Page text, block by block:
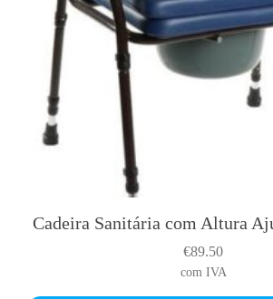
Cadeira Sanitária com Altura
€89.50
com IVA